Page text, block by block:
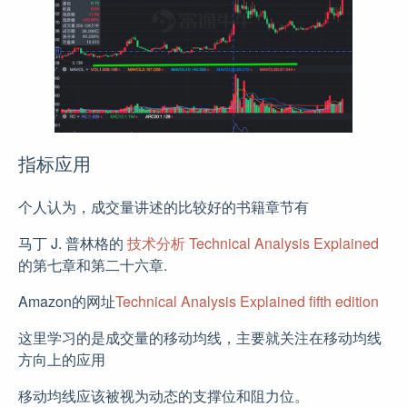
指标应用
个人认为，成交量讲述的比较好的书籍章节有
马丁 J. 普林格的 技术分析 Technical Analysis Explained
的第七章和第二十六章.
Amazon的网址Technical Analysis Explained fifth edition
这里学习的是成交量的移动均线，主要就关注在移动均线
方向上的应用
移动均线应该被视为动态的支撑位和阻力位。